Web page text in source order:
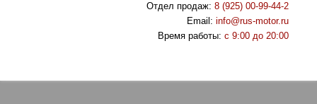
Отдел продаж: 8 (925) 00-99-44-2
Email: info@rus-motor.ru
Время работы: с 9:00 до 20:00